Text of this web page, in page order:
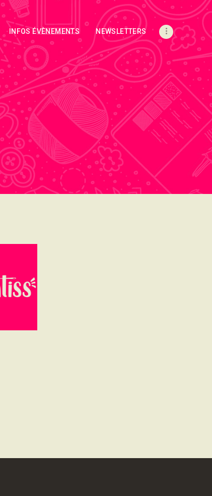
INFOS ÉVÈNEMENTS NEWSLETTERS